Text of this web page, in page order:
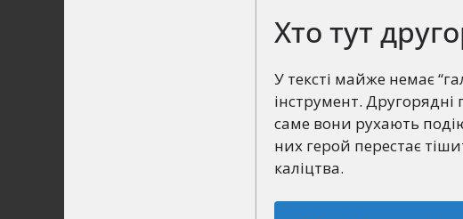
Хто тут
У тексті майже немає
інструмент. Другорядні
саме вони рухають
них герой перестає
каліцтва.